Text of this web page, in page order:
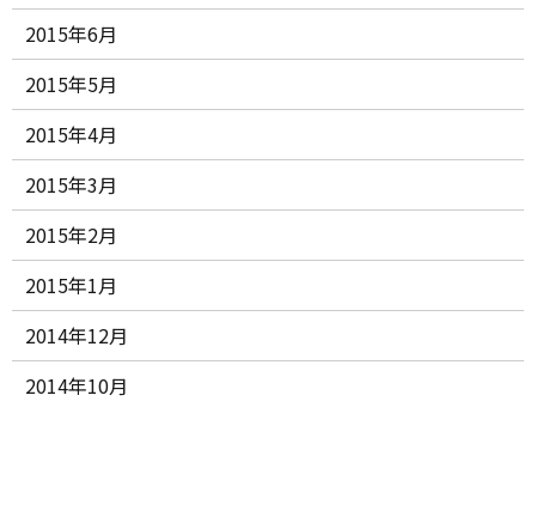
2015年6月
2015年5月
2015年4月
2015年3月
2015年2月
2015年1月
2014年12月
2014年10月